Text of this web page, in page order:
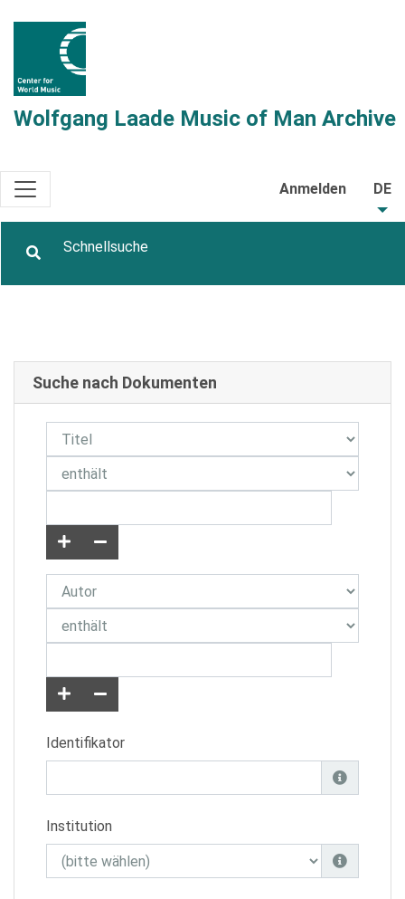
Wolfgang Laade Music of Man Archive
Anmelden DE
Suche nach Dokumenten
Identifikator
Institution